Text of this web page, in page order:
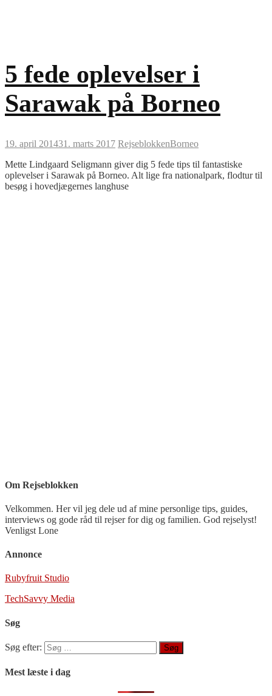
5 fede oplevelser i
Sarawak på Borneo
19. april 201431. marts 2017 RejseblokkenBorneo
Mette Lindgaard Seligmann giver dig 5 fede tips til fantastiske
oplevelser i Sarawak på Borneo. Alt lige fra nationalpark, flodtur til
besøg i hovedjægernes langhuse
Om Rejseblokken
Velkommen. Her vil jeg dele ud af mine personlige tips, guides,
interviews og gode råd til rejser for dig og familien. God rejselyst!
Venligst Lone
Annonce
Rubyfruit Studio
TechSavvy Media
Søg
Søg efter:
Mest læste i dag